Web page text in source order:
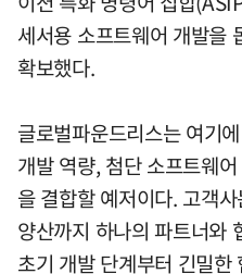
세서용 소프트웨어 개발을
확보했다.
글로벌파운드리스는 여기
개발 역량, 첨단 소프트웨
을 결합할 예저이다. 고객
양산까지 하나의 파트너와
초기 개발 단계부터 긴밀